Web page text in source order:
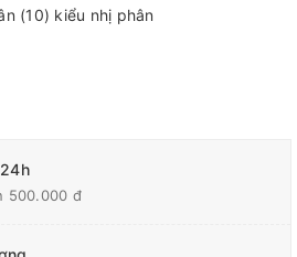
(10) kiểu nhị phân
500.000 đ